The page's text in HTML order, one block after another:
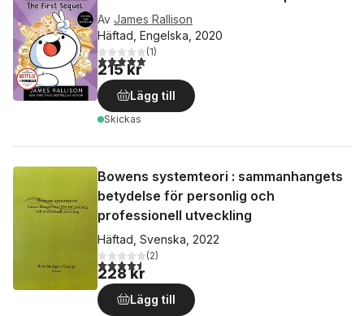
Av James Rallison
Häftad, Engelska, 2020
5,0utav 5 stjärnor. Totalt antal röster:
(1)
215 kr
Lägg till
Skickas
Bowens systemteori : sammanhangets
betydelse för personlig och
professionell utveckling
Häftad, Svenska, 2022
4,5utav 5 stjärnor. Totalt antal röster:
(2)
228 kr
Lägg till